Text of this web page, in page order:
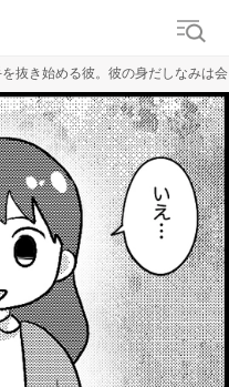
抜き始める彼。彼の身だしなみは